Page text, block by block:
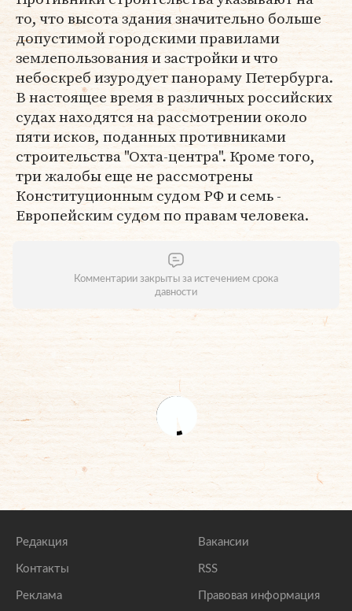
то, что высота здания значительно больше
допустимой городскими правилами
землепользования и застройки и что
небоскреб изуродует панораму Петербурга.
В настоящее время в различных российских
судах находятся на рассмотрении около
пяти исков, поданных противниками
строительства "Охта-центра". Кроме того,
три жалобы еще не рассмотрены
Конституционным судом РФ и семь -
Европейским судом по правам человека.
Комментарии закрыты за истечением срока
давности
Редакция
Контакты
Реклама
Вакансии
RSS
Правовая информация